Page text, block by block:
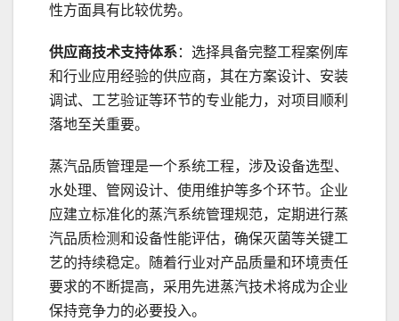
性方面具有比较优势。
供应商技术支持体系：选择具备完整工程案例库
和行业应用经验的供应商，其在方案设计、安装
调试、工艺验证等环节的专业能力，对项目顺利
落地至关重要。
蒸汽品质管理是一个系统工程，涉及设备选型、
水处理、管网设计、使用维护等多个环节。企业
应建立标准化的蒸汽系统管理规范，定期进行蒸
汽品质检测和设备性能评估，确保灭菌等关键工
艺的持续稳定。随着行业对产品质量和环境责任
要求的不断提高，采用先进蒸汽技术将成为企业
保持竞争力的必要投入。